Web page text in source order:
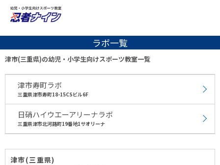
ラボ一覧
津市(三重県)の幼児・小学生向けスポーツ教室一覧
津市寿町ラボ
三重県津市寿町18-15CSビル6F
日硝ハイウエーアリーナラボ
三重県津市北河路町19番地1サオリーナ
津市(三重県)